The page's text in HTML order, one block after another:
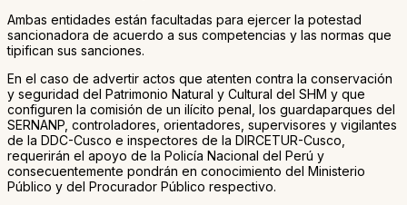
Ambas entidades están facultadas para ejercer la potestad
sancionadora de acuerdo a sus competencias y las normas que
tipifican sus sanciones.
En el caso de advertir actos que atenten contra la conservación
y seguridad del Patrimonio Natural y Cultural del SHM y que
configuren la comisión de un ilícito penal, los guardaparques del
SERNANP, controladores, orientadores, supervisores y vigilantes
de la DDC-Cusco e inspectores de la DIRCETUR-Cusco,
requerirán el apoyo de la Policía Nacional del Perú y
consecuentemente pondrán en conocimiento del Ministerio
Público y del Procurador Público respectivo.